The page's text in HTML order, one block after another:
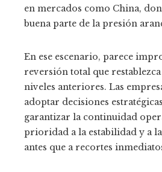
en mercados como China,
buena parte de la presión
En ese escenario, parece
reversión total que
niveles anteriores. Las
adoptar decisiones
garantizar la continuidad
prioridad a la estabilidad y a
antes que a recortes